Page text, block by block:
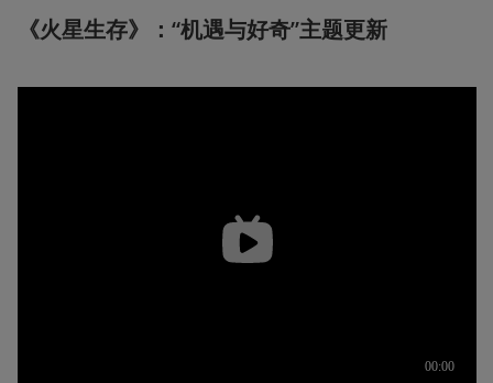
《火星生存》：“机遇与好奇”主题更新